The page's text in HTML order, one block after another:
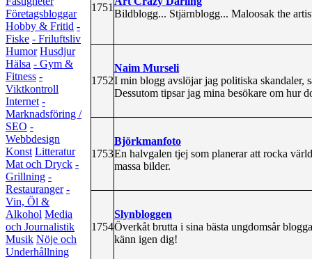
Företagsbloggar
Hobby & Fritid -
Fiske - Friluftsliv
Humor Husdjur
Hälsa - Gym &
Fitness -
Viktkontroll
Internet -
Marknadsföring /
SEO -
Webbdesign
Konst Litteratur
Mat och Dryck -
Grillning -
Restauranger -
Vin, Öl &
Alkohol Media
och Journalistik
Musik Nöje och
Underhållning
1751
Bildblogg... Stjärnblogg... Maloosak the
1752
Naim Murseli
I min blogg avslöjar jag politiska skandaler,
Dessutom tipsar jag mina besökare om hur
1753
Björkmanfoto
En halvgalen tjej som planerar att rocka
massa bilder.
1754
Slynbloggen
Överkåt brutta i sina bästa ungdomsår
känn igen dig!